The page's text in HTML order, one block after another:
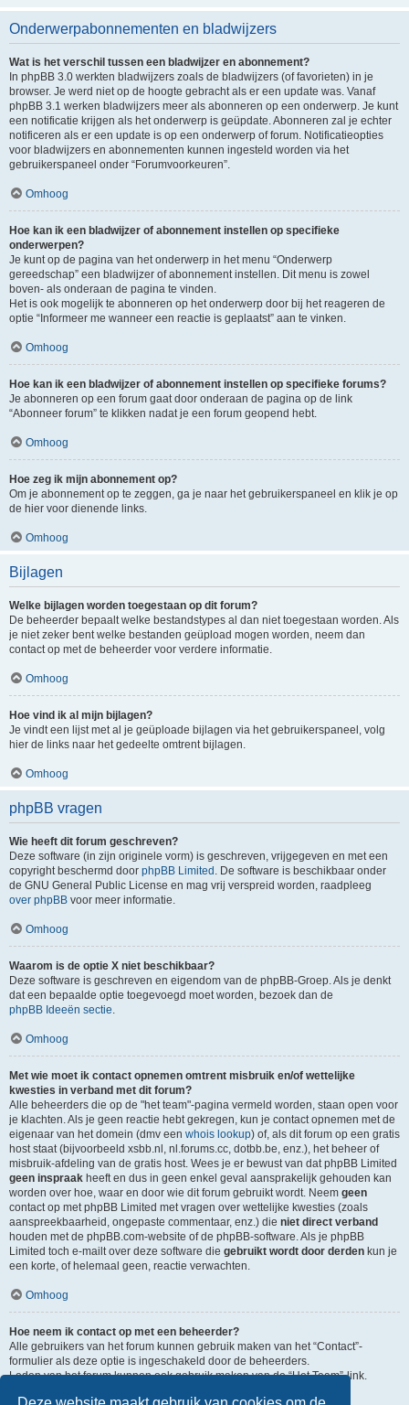
Onderwerpabonnementen en bladwijzers
Wat is het verschil tussen een bladwijzer en abonnement?
In phpBB 3.0 werkten bladwijzers zoals de bladwijzers (of favorieten) in je
browser. Je werd niet op de hoogte gebracht als er een update was. Vanaf
phpBB 3.1 werken bladwijzers meer als abonneren op een onderwerp. Je kunt
een notificatie krijgen als het onderwerp is geüpdate. Abonneren zal je echter
notificeren als er een update is op een onderwerp of forum. Notificatieopties
voor bladwijzers en abonnementen kunnen ingesteld worden via het
gebruikerspaneel onder “Forumvoorkeuren”.
Omhoog
Hoe kan ik een bladwijzer of abonnement instellen op specifieke
onderwerpen?
Je kunt op de pagina van het onderwerp in het menu “Onderwerp
gereedschap” een bladwijzer of abonnement instellen. Dit menu is zowel
boven- als onderaan de pagina te vinden.
Het is ook mogelijk te abonneren op het onderwerp door bij het reageren de
optie “Informeer me wanneer een reactie is geplaatst” aan te vinken.
Omhoog
Hoe kan ik een bladwijzer of abonnement instellen op specifieke forums?
Je abonneren op een forum gaat door onderaan de pagina op de link
“Abonneer forum” te klikken nadat je een forum geopend hebt.
Omhoog
Hoe zeg ik mijn abonnement op?
Om je abonnement op te zeggen, ga je naar het gebruikerspaneel en klik je op
de hier voor dienende links.
Omhoog
Bijlagen
Welke bijlagen worden toegestaan op dit forum?
De beheerder bepaalt welke bestandstypes al dan niet toegestaan worden. Als
je niet zeker bent welke bestanden geüpload mogen worden, neem dan
contact op met de beheerder voor verdere informatie.
Omhoog
Hoe vind ik al mijn bijlagen?
Je vindt een lijst met al je geüploade bijlagen via het gebruikerspaneel, volg
hier de links naar het gedeelte omtrent bijlagen.
Omhoog
phpBB vragen
Wie heeft dit forum geschreven?
Deze software (in zijn originele vorm) is geschreven, vrijgegeven en met een
copyright beschermd door phpBB Limited . De software is beschikbaar onder
de GNU General Public License en mag vrij verspreid worden, raadpleeg
over phpBB voor meer informatie.
Omhoog
Waarom is de optie X niet beschikbaar?
Deze software is geschreven en eigendom van de phpBB-Groep. Als je denkt
dat een bepaalde optie toegevoegd moet worden, bezoek dan de
phpBB Ideeën sectie.
Omhoog
Met wie moet ik contact opnemen omtrent misbruik en/of wettelijke
kwesties in verband met dit forum?
Alle beheerders die op de "het team"-pagina vermeld worden, staan open voor
je klachten. Als je geen reactie hebt gekregen, kun je contact opnemen met de
eigenaar van het domein (dmv een whois lookup) of, als dit forum op een gratis
host staat (bijvoorbeeld xsbb.nl, nl.forums.cc, dotbb.be, enz.), het beheer of
misbruik-afdeling van de gratis host. Wees je er bewust van dat phpBB Limited
geen inspraak heeft en dus in geen enkel geval aansprakelijk gehouden kan
worden over hoe, waar en door wie dit forum gebruikt wordt. Neem geen
contact op met phpBB Limited met vragen over wettelijke kwesties (zoals
aanspreekbaarheid, ongepaste commentaar, enz.) die niet direct verband
houden met de phpBB.com-website of de phpBB-software. Als je phpBB
Limited toch e-mailt over deze software die gebruikt wordt door derden kun je
een korte, of helemaal geen, reactie verwachten.
Omhoog
Hoe neem ik contact op met een beheerder?
Alle gebruikers van het forum kunnen gebruik maken van het “Contact”-
formulier als deze optie is ingeschakeld door de beheerders.
Leden van het forum kunnen ook gebruik maken van de “Het Team”-link.